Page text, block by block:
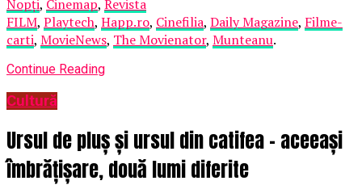
Nopți, Cinemap, Revista
FILM, Playtech, Happ.ro, Cinefilia, Daily Magazine, Filme-
carti, MovieNews, The Movienator, Munteanu.
Continue Reading
Cultură
Ursul de pluș și ursul din catifea – aceeași
îmbrățișare, două lumi diferite